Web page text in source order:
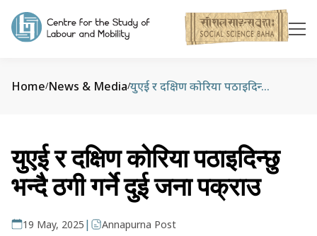
Home/News & Media/ युएई र दक्षिण कोरिया पठाइदिन्छु भन्दै ठगी गर्ने दुई जना पक्राउ
युएई र दक्षिण कोरिया पठाइदिन्छु
भन्दै ठगी गर्ने दुई जना पक्राउ
19 May, 2025 | Annapurna Post